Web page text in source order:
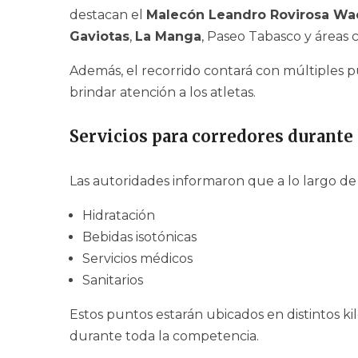
destacan el
Malecón Leandro Rovirosa
Gaviotas, La Manga, Paseo Tabasco y
Además, el recorrido contará con múltiples
brindar atención a los atletas.
Servicios para corredores durante
Las autoridades informaron que a lo largo
Hidratación
Bebidas isotónicas
Servicios médicos
Sanitarios
Estos puntos estarán ubicados en distintos
durante toda la competencia.